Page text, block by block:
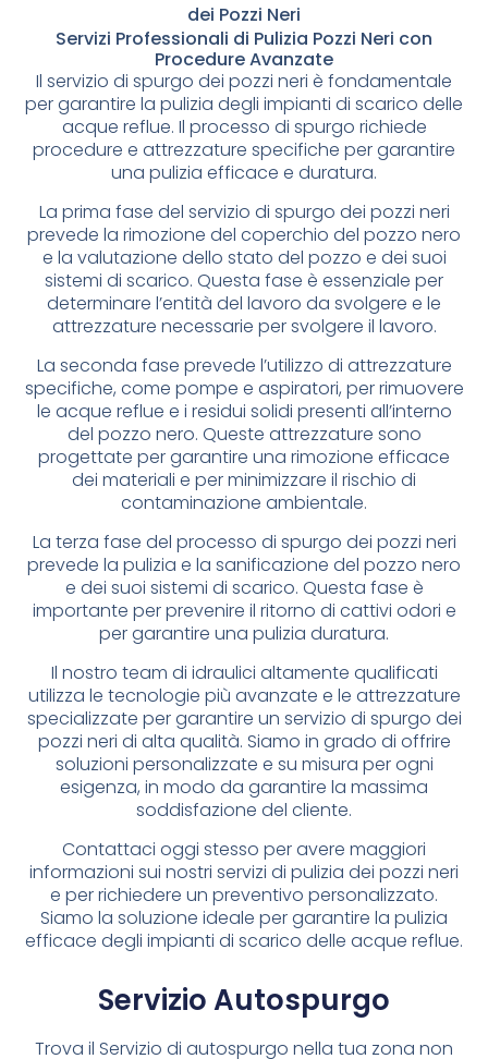
dei Pozzi Neri
Servizi Professionali di Pulizia Pozzi Neri con
Procedure Avanzate
Il servizio di spurgo dei pozzi neri è fondamentale
per garantire la pulizia degli impianti di scarico delle
acque reflue. Il processo di spurgo richiede
procedure e attrezzature specifiche per garantire
una pulizia efficace e duratura.
La prima fase del servizio di spurgo dei pozzi neri
prevede la rimozione del coperchio del pozzo nero
e la valutazione dello stato del pozzo e dei suoi
sistemi di scarico. Questa fase è essenziale per
determinare l’entità del lavoro da svolgere e le
attrezzature necessarie per svolgere il lavoro.
La seconda fase prevede l’utilizzo di attrezzature
specifiche, come pompe e aspiratori, per rimuovere
le acque reflue e i residui solidi presenti all’interno
del pozzo nero. Queste attrezzature sono
progettate per garantire una rimozione efficace
dei materiali e per minimizzare il rischio di
contaminazione ambientale.
La terza fase del processo di spurgo dei pozzi neri
prevede la pulizia e la sanificazione del pozzo nero
e dei suoi sistemi di scarico. Questa fase è
importante per prevenire il ritorno di cattivi odori e
per garantire una pulizia duratura.
Il nostro team di idraulici altamente qualificati
utilizza le tecnologie più avanzate e le attrezzature
specializzate per garantire un servizio di spurgo dei
pozzi neri di alta qualità. Siamo in grado di offrire
soluzioni personalizzate e su misura per ogni
esigenza, in modo da garantire la massima
soddisfazione del cliente.
Contattaci oggi stesso per avere maggiori
informazioni sui nostri servizi di pulizia dei pozzi neri
e per richiedere un preventivo personalizzato.
Siamo la soluzione ideale per garantire la pulizia
efficace degli impianti di scarico delle acque reflue.
Servizio Autospurgo
Trova il Servizio di autospurgo nella tua zona non